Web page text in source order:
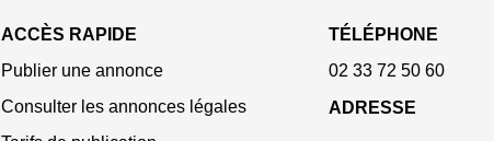
ACCÈS RAPIDE
Publier une annonce
Consulter les annonces légales
TÉLÉPHONE
02 33 72 50 60
ADRESSE